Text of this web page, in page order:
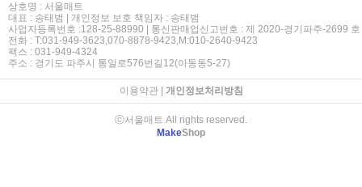
상호명 : 서울매트
대표 : 송태범 | 개인정보 보호 책임자 : 송태범
사업자등록번호 :128-25-88990 | 통신판매업신고번호 : 제 2020-경기파주-2699 호
전화 : T:031-949-3623,070-8878-9423,M:010-2640-9423
팩스 : 031-949-4324
주소 : 경기도 파주시 통일로576번길12(아동동5-27)
이용약관| 개인정보처리방침
ⓒ서울매트 All rights reserved.
MakeShop